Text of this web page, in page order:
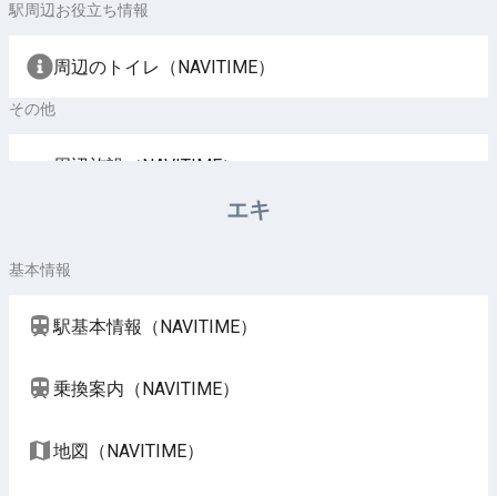
駅周辺お役立ち情報
周辺のトイレ（NAVITIME）
その他
周辺施設（NAVITIME）
エキ
基本情報
駅基本情報（NAVITIME）
乗換案内（NAVITIME）
地図（NAVITIME）